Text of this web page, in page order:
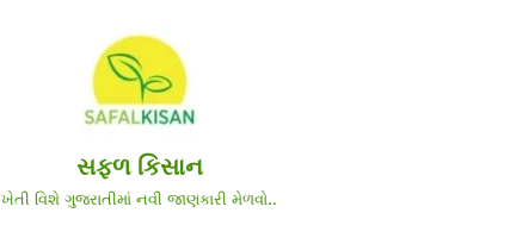
સફળ કિસાન
ખેતી વિશે ગુજરાતીમાં નવી જાણકારી મેળવો..